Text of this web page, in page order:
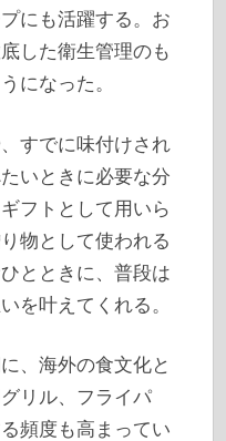
にも活躍する。お
した衛生管理のも
になった。
すでに味付けされ
いときに必要な分
フトとして用いら
物として使われる
とときに、普段は
を叶えてくれる。
、海外の食文化と
リル、フライパ
頻度も高まってい